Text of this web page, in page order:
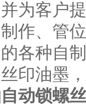
为客户
作、管
各种自
印油墨
动锁螺